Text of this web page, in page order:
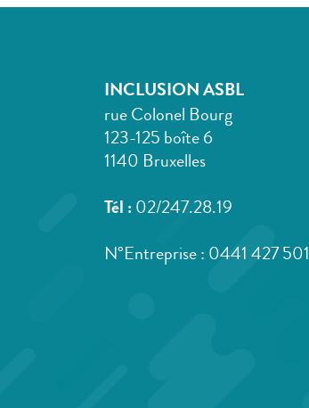
INCLUSION ASBL
rue Colonel Bourg
123-125 boîte 6
1140 Bruxelles
Tél : 02/247.28.19
N°Entreprise : 0441 427 501